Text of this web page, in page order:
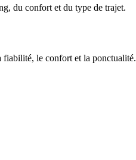
du confort et du type de trajet.
fiabilité, le confort et la ponctualité.